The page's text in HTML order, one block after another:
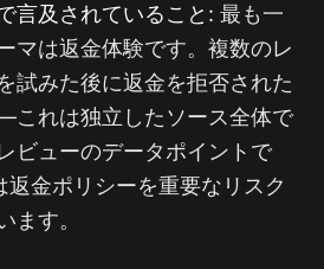
言及されていること: 最も一
マは返金体験です。複数のレ
試みた後に返金を拒否された
これは独立したソース全体で
ビューのデータポイントで
返金ポリシーを重要なリスク
ます。